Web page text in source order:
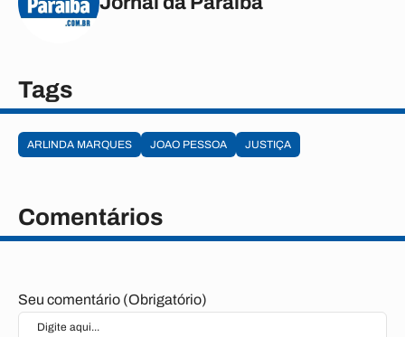
Tags
ARLINDA MARQUES JOAO PESSOA JUSTIÇA
Comentários
Seu comentário (Obrigatório)